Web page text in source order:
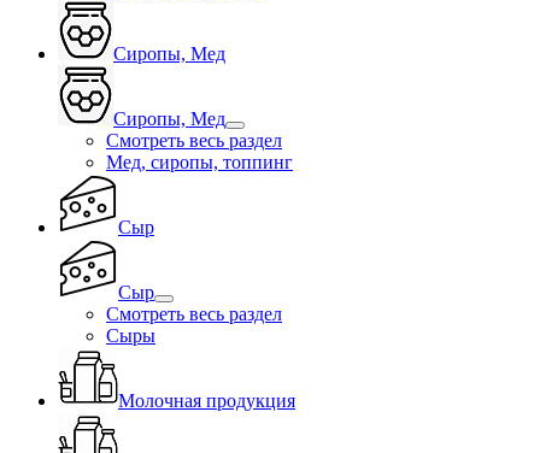
Сиропы, Мед
Сиропы, Мед
Смотреть весь раздел
Мед, сиропы, топпинг
Сыр
Сыр
Смотреть весь раздел
Сыры
Молочная продукция